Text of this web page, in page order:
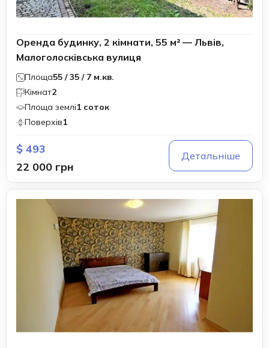
Оренда будинку, 2 кімнати, 55 м² — Львів,
Малоголосківська вулиця
Площа55 / 35 / 7 м.кв.
Кімнат2
Площа землі1 соток
Поверхів1
$ 493
22 000 грн
Детальніше